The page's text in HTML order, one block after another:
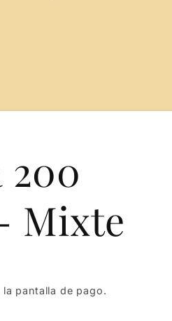
200
Mixte
la pantalla de pago.